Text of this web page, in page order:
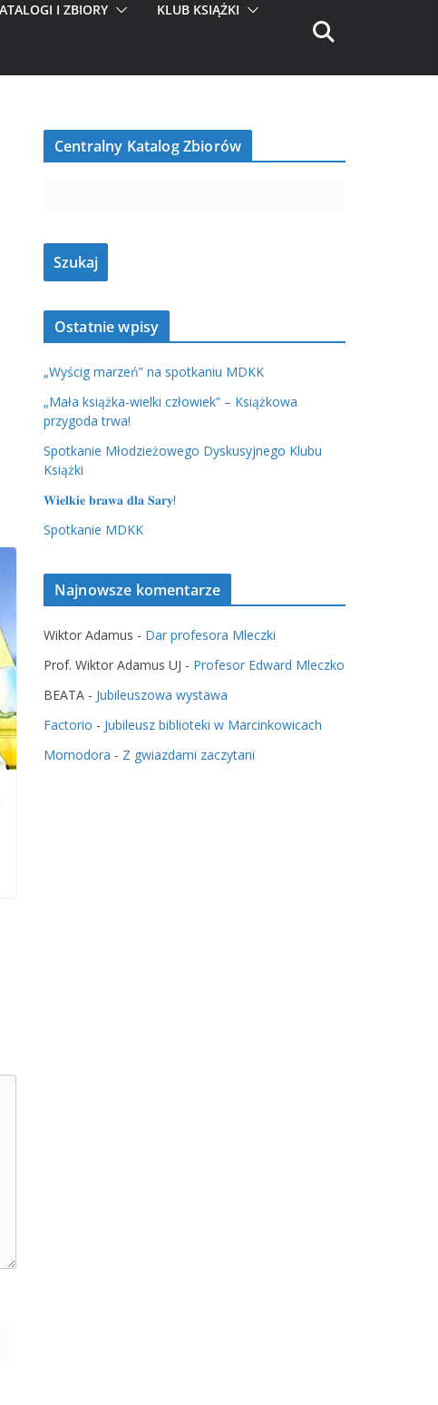
I ZBIORY KLUB KSIĄŻKI
Centralny Katalog Zbiorów
Ostatnie wpisy
„Wyścig marzeń” na spotkaniu MDKK
„Mała książka-wielki człowiek” – Książkowa
przygoda trwa!
Spotkanie Młodzieżowego Dyskusyjnego Klubu
Książki
𝐖𝐢𝐞𝐥𝐤𝐢𝐞 𝐛𝐫𝐚𝐰𝐚 𝐝𝐥𝐚 𝐒𝐚𝐫𝐲!
Spotkanie MDKK
Najnowsze komentarze
Wiktor Adamus - Dar profesora Mleczki
Prof. Wiktor Adamus UJ - Profesor Edward Mleczko
BEATA - Jubileuszowa wystawa
Factorio - Jubileusz biblioteki w Marcinkowicach
Momodora - Z gwiazdami zaczytani